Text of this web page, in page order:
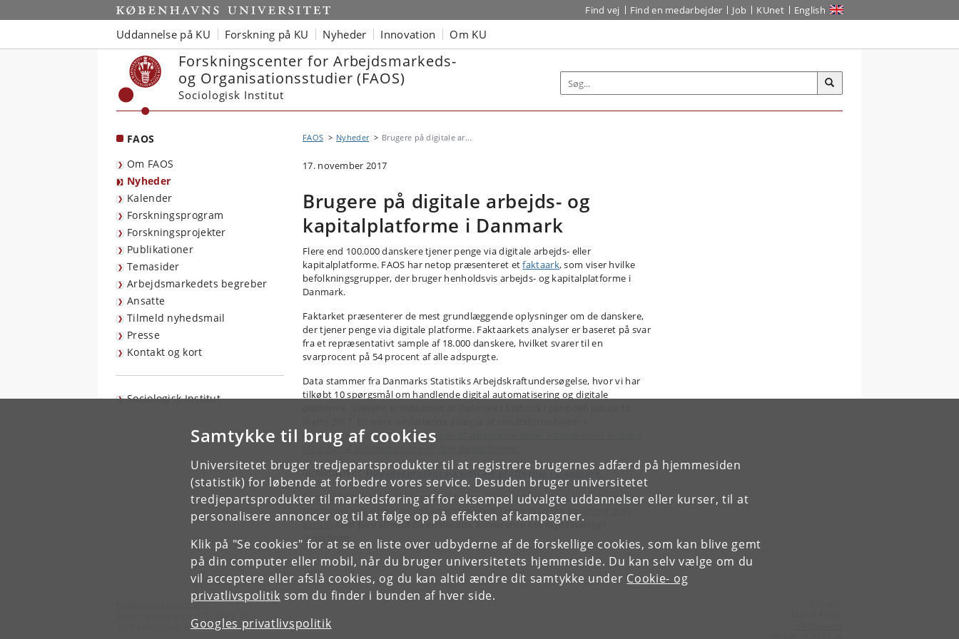
Samtykke til brug af cookies
Universitetet bruger tredjepartsprodukter til at registrere brugernes adfærd på hjemmesiden
(statistik) for løbende at forbedre vores service. Desuden bruger universitetet
tredjepartsprodukter til markedsføring af for eksempel udvalgte uddannelser eller kurser, til at
personalisere annoncer og til at følge op på effekten af kampagner.
Klik på "Se cookies" for at se en liste over udbyderne af de forskellige cookies, som kan blive gemt
på din computer eller mobil, når du bruger universitetets hjemmeside. Du kan selv vælge om du
vil acceptere eller afslå cookies, og du kan altid ændre dit samtykke under Cookie- og
privatlivspolitik som du finder i bunden af hver side.
Googles privatlivspolitik
Start Find vej Find en medarbejder Job KUnet English
Uddannelse på KU Forskning på KU Nyheder Innovation Om KU
Forskningscenter for Arbejdsmarkeds-
og Organisationsstudier (FAOS)
Sociologisk Institut
FAOS
Om FAOS
Nyheder
Kalender
Forskningsprogram
Forskningsprojekter
Publikationer
Temasider
Arbejdsmarkedets begreber
Ansatte
Tilmeld nyhedsmail
Presse
Kontakt og kort
Sociologisk Institut
FAOS Nyheder Brugere på digitale ar...
17. november 2017
Brugere på digitale arbejds- og
kapitalplatforme i Danmark
Flere end 100.000 danskere tjener penge via digitale arbejds- eller
kapitalplatforme. FAOS har netop præsenteret etfaktaark, som viser hvilke
befolkningsgrupper, der bruger henholdsvis arbejds- og kapitalplatforme i
Danmark.
Faktarket præsenterer de mest grundlæggende oplysninger om de danskere,
der tjener penge via digitale platforme. Faktaarkets analyser er baseret på svar
fra et repræsentativt sample af 18.000 danskere, hvilket svarer til en
svarprocent på 54 procent af alle adspurgte.
Data stammer fra Danmarks Statistiks Arbejdskraftundersøgelse, hvor vi har
tilkøbt 10 spørgsmål om handlende digital automatisering og digitale
forskningsnotatet’Digitaliseringen af arbejdsmarkedet – danskernes erfaring
med digital automatisering og digitale platforme’.
Se faktaarket' Udbyderprofiler på digitale platforme i Danmark'
Se også lektor Anna Ilsøes præsentation'Digital labour markets testing the
Nordic models – how do voluntarist models respond to the emerging grey
zones' , som blev afholdt på en nordisk konference om digitalisering i
Stockholm.
Københavns Universitet